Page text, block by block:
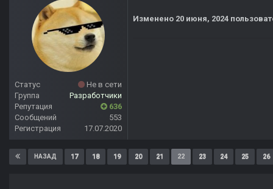
Статус
Не в сети
Группа
Разработчики
Репутация
636
Сообщений
553
Регистрация
17.07.2020
Изменено 20 июня, 2024
НАЗАД 17 18 19 20 21 22 23 24 25 26